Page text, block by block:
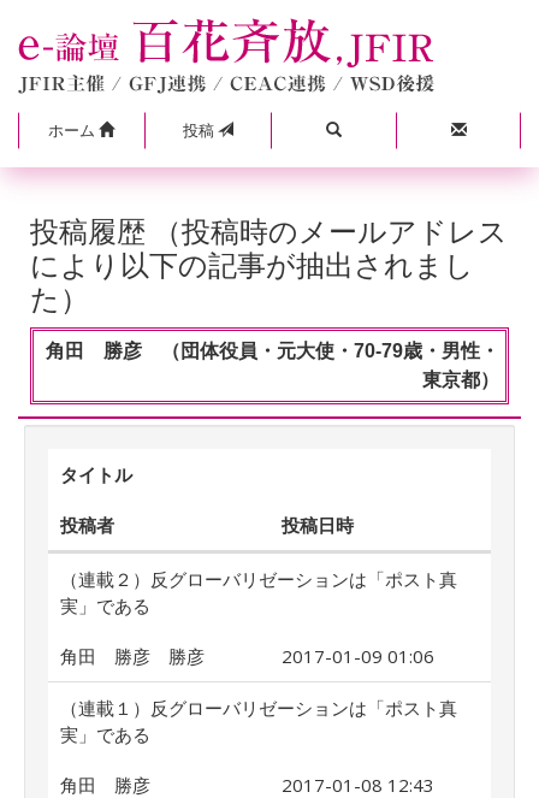
ホーム 投稿
投稿履歴 （投稿時のメールアドレス
により以下の記事が抽出されまし
た）
角田 勝彦 （団体役員・元大使・70-79歳・男性・
東京都）
タイトル
投稿者 投稿日時
（連載２）反グローバリゼーションは「ポスト真
実」である
角田 勝彦 勝彦 2017-01-09 01:06
（連載１）反グローバリゼーションは「ポスト真
実」である
角田 勝彦 2017-01-08 12:43